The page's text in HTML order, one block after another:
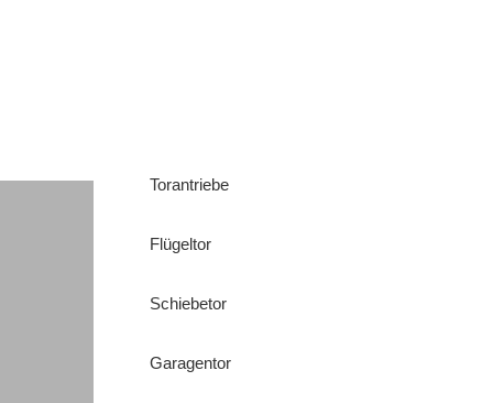
Torantriebe
Flügeltor
Schiebetor
Garagentor